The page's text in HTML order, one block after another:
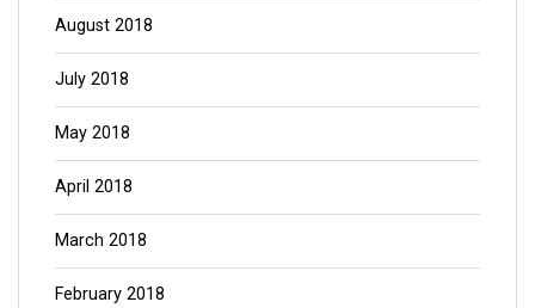
August 2018
July 2018
May 2018
April 2018
March 2018
February 2018